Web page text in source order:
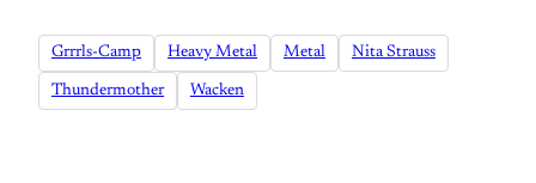
Grrrls-Camp Heavy Metal Metal Nita Strauss
Thundermother Wacken